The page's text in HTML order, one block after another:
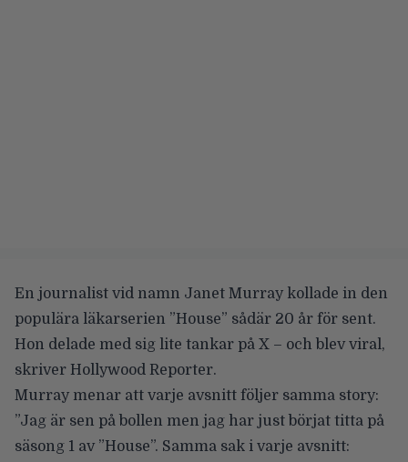
En journalist vid namn Janet Murray kollade in den
populära läkarserien ”House” sådär 20 år för sent.
Hon delade med sig lite tankar på X – och blev viral,
skriver Hollywood Reporter.
Murray menar att varje avsnitt följer samma story:
”Jag är sen på bollen men jag har just börjat titta på
säsong 1 av ”House”. Samma sak i varje avsnitt: